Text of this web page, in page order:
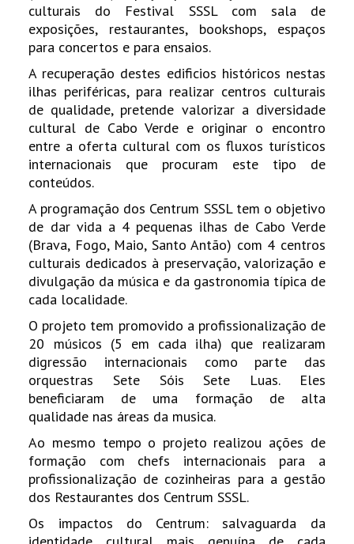
culturais do Festival SSSL com sala de
exposições, restaurantes, bookshops, espaços
para concertos e para ensaios.
A recuperação destes edificios históricos nestas
ilhas periféricas, para realizar centros culturais
de qualidade, pretende valorizar a diversidade
cultural de Cabo Verde e originar o encontro
entre a oferta cultural com os fluxos turísticos
internacionais que procuram este tipo de
conteúdos.
A programação dos Centrum SSSL tem o objetivo
de dar vida a 4 pequenas ilhas de Cabo Verde
(Brava, Fogo, Maio, Santo Antão) com 4 centros
culturais dedicados à preservação, valorização e
divulgação da música e da gastronomia típica de
cada localidade.
O projeto tem promovido a profissionalização de
20 músicos (5 em cada ilha) que realizaram
digressão internacionais como parte das
orquestras Sete Sóis Sete Luas. Eles
beneficiaram de uma formação de alta
qualidade nas áreas da musica.
Ao mesmo tempo o projeto realizou ações de
formação com chefs internacionais para a
profissionalização de cozinheiras para a gestão
dos Restaurantes dos Centrum SSSL.
Os impactos do Centrum: salvaguarda da